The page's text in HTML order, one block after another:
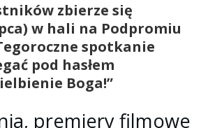
zbierze się
w hali na Podpromiu
spotkanie
pod hasłem
Boga!”
premiery filmowe